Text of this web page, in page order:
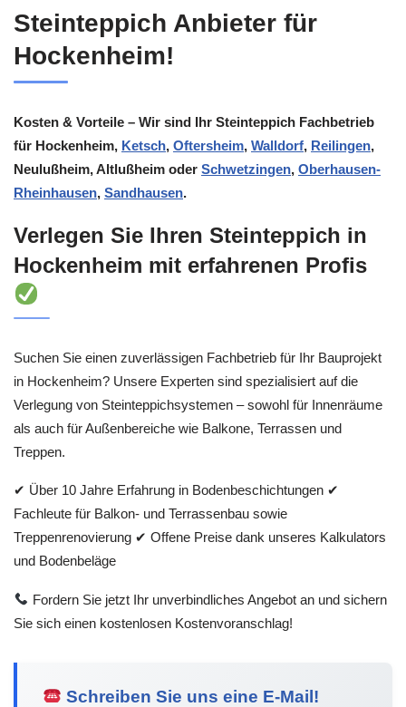
Steinteppich Anbieter für
Hockenheim!
Kosten & Vorteile – Wir sind Ihr Steinteppich Fachbetrieb
für Hockenheim, Ketsch, Oftersheim, Walldorf, Reilingen,
Neulußheim, Altlußheim oder Schwetzingen, Oberhausen-
Rheinhausen, Sandhausen.
Verlegen Sie Ihren Steinteppich in
Hockenheim mit erfahrenen Profis
Suchen Sie einen zuverlässigen Fachbetrieb für Ihr Bauprojekt
in Hockenheim? Unsere Experten sind spezialisiert auf die
Verlegung von Steinteppichsystemen – sowohl für Innenräume
als auch für Außenbereiche wie Balkone, Terrassen und
Treppen.
✔ Über 10 Jahre Erfahrung in Bodenbeschichtungen ✔
Fachleute für Balkon- und Terrassenbau sowie
Treppenrenovierung ✔ Offene Preise dank unseres Kalkulators
und Bodenbeläge
Fordern Sie jetzt Ihr unverbindliches Angebot an und sichern
Sie sich einen kostenlosen Kostenvoranschlag!
Schreiben Sie uns eine E-Mail!